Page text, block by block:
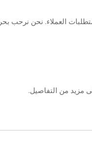
العملاء. نحن نرحب
مزيد من التفاصيل.